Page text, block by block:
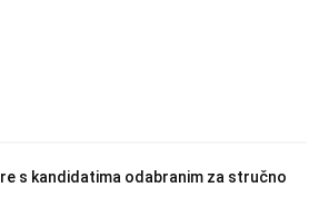
s kandidatima odabranim za stručno